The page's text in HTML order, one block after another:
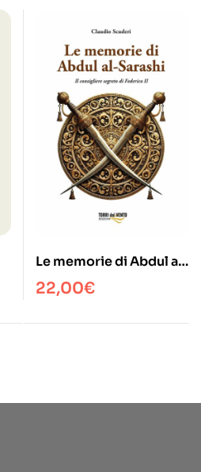
Le memorie di Abdul al-
Sarashi
22,00€